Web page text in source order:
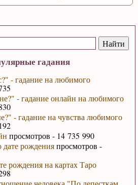
гадания
- гадание на любимого
- гадание онлайн на любимого
- гадание на чувства любимого
просмотров - 14 735 990
дате рожденияпросмотров -
рождения на картах Таро